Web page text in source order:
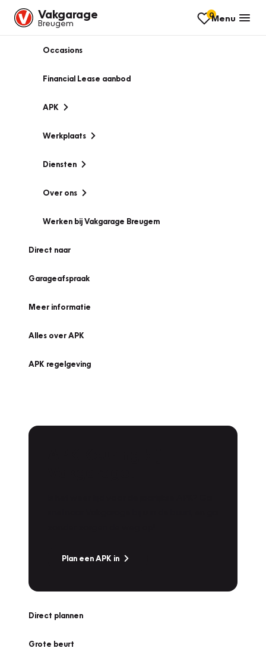
Vakgarage
Breugem
0Menu
Occasions
Financial Lease aanbod
APK
Werkplaats
Diensten
Over ons
Werken bij Vakgarage Breugem
Direct naar
Garageafspraak
Meer informatie
Alles over APK
APK regelgeving
Plan een APK in
Direct plannen
Grote beurt